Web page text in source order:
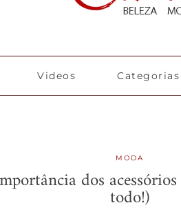
Videos Categorias
MODA
dos
todo!)